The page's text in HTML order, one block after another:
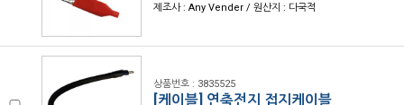
제조사 : Any Vender / 원산지 : 다국적
상품번호 : 3835525
[케이블] 연축전지 접지케이블